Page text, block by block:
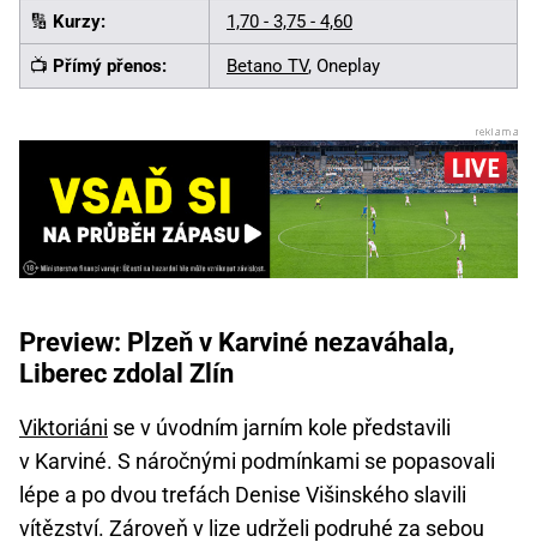
🔢 Kurzy: 1,70 - 3,75 - 4,60
📺 Přímý přenos: Betano TV, Oneplay
Preview: Plzeň v Karviné nezaváhala,
Liberec zdolal Zlín
Viktoriáni se v úvodním jarním kole představili
v Karviné. S náročnými podmínkami se popasovali
lépe a po dvou trefách Denise Višinského slavili
vítězství. Zároveň v lize udrželi podruhé za sebou